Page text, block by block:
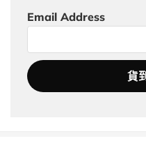
Email Address